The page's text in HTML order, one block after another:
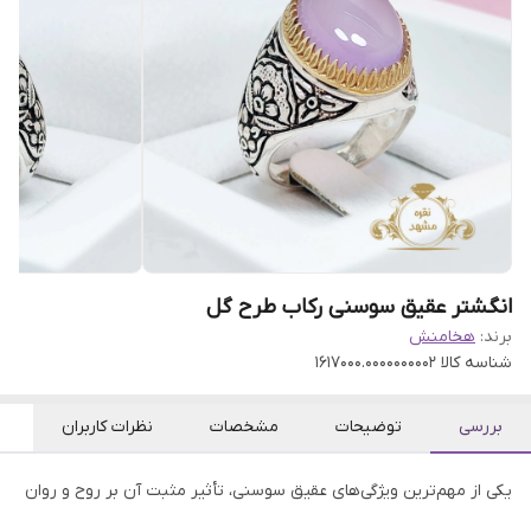
انگشتر عقیق سوسنی رکاب طرح گل
برند: هخامنش
شناسه کالا 1617000.0000000002
بررسی توضیحات مشخصات نظرات کاربران
یکی از مهم‌ترین ویژگی‌های عقیق سوسنی، تأثیر مثبت آن بر روح و روان